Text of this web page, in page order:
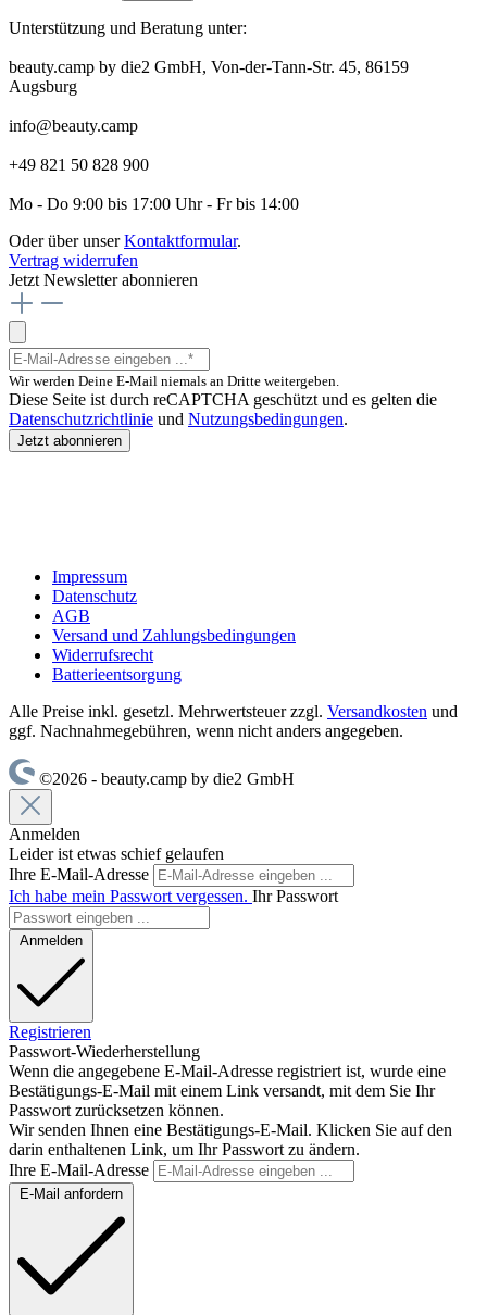
Unterstützung und Beratung unter:
beauty.camp by die2 GmbH, Von-der-Tann-Str. 45, 86159
Augsburg
info@beauty.camp
+49 821 50 828 900
Mo - Do 9:00 bis 17:00 Uhr - Fr bis 14:00
Oder über unserKontaktformular.
Vertrag widerrufen
Jetzt Newsletter abonnieren
Wir werden Deine E-Mail niemals an Dritte weitergeben.
Diese Seite ist durch reCAPTCHA geschützt und es gelten die
Datenschutzrichtlinie und Nutzungsbedingungen.
Jetzt abonnieren
Impressum
Datenschutz
AGB
Versand und Zahlungsbedingungen
Widerrufsrecht
Batterieentsorgung
Alle Preise inkl. gesetzl. Mehrwertsteuer zzgl. Versandkosten und
ggf. Nachnahmegebühren, wenn nicht anders angegeben.
©2026 - beauty.camp by die2 GmbH
Anmelden
Leider ist etwas schief gelaufen
Ihre E-Mail-Adresse
Ich habe mein Passwort vergessen. Ihr Passwort
Anmelden
Registrieren
Passwort-Wiederherstellung
Wenn die angegebene E-Mail-Adresse registriert ist, wurde eine
Bestätigungs-E-Mail mit einem Link versandt, mit dem Sie Ihr
Passwort zurücksetzen können.
Wir senden Ihnen eine Bestätigungs-E-Mail. Klicken Sie auf den
darin enthaltenen Link, um Ihr Passwort zu ändern.
Ihre E-Mail-Adresse
E-Mail anfordern